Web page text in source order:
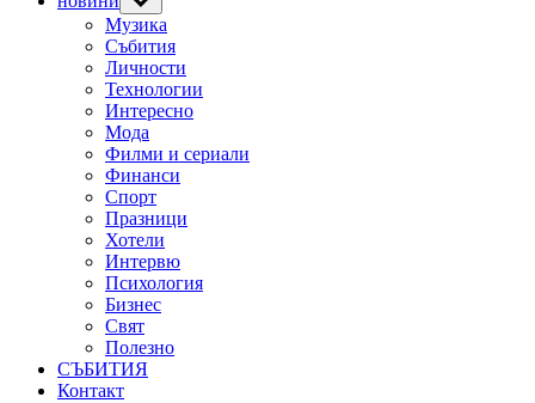
sub
menu
Музика
Събития
Личности
Технологии
Интересно
Мода
Филми и сериали
Финанси
Спорт
Празници
Хотели
Интервю
Психология
Бизнес
Свят
Полезно
СЪБИТИЯ
Контакт